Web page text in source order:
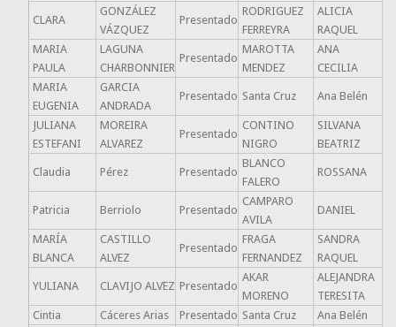
CLARA
GONZÁLEZ
VÁZQUEZ
Presentado
RODRIGUEZ
FERREYRA
ALICIA
RAQUEL
MARIA
PAULA
LAGUNA
CHARBONNIER
Presentado
MAROTTA
MENDEZ
ANA
CECILIA
MARIA
EUGENIA
GARCIA
ANDRADA
Presentado Santa Cruz Ana Belén
JULIANA
ESTEFANI
MOREIRA
ALVAREZ
Presentado
CONTINO
NIGRO
SILVANA
BEATRIZ
Claudia Pérez Presentado
BLANCO
FALERO
ROSSANA
Patricia Berriolo Presentado
CAMPARO
AVILA
DANIEL
MARÍA
BLANCA
CASTILLO
ALVEZ
Presentado
FRAGA
FERNANDEZ
SANDRA
RAQUEL
YULIANA CLAVIJO ALVEZ Presentado
AKAR
MORENO
ALEJANDRA
TERESITA
Cintia
Cáceres Arias Presentado Santa Cruz
Ana Belén